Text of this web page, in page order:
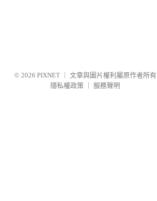
© 2026 PIXNET
文章與圖片權利屬原作者所有
隱私權政策
服務聲明